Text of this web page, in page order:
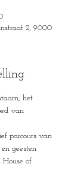
2, 9000
het
van
parcours van
geesten
House of